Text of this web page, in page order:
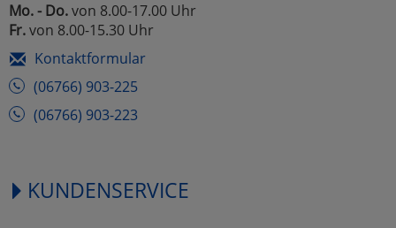
Mo. - Do.von 8.00-17.00 Uhr
Fr.von 8.00-15.30 Uhr
Kontaktformular
(06766) 903-225
(06766) 903-223
KUNDENSERVICE